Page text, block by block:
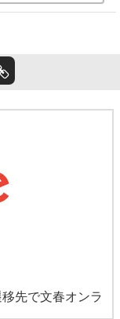
移先で文春オンラ